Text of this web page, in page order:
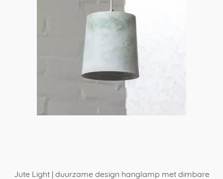
Jute Light | duurzame design hanglamp met dimbare